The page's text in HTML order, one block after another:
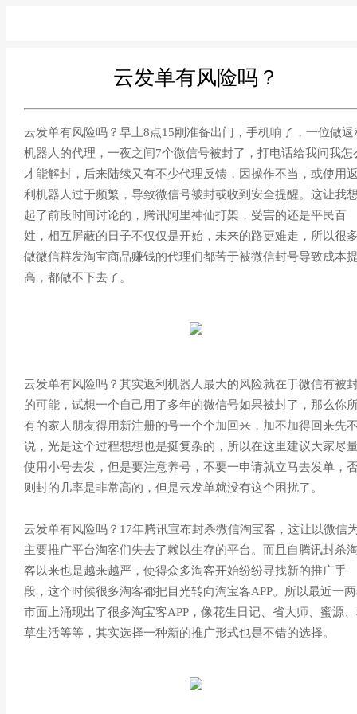
云发单有风险吗？
云发单有风险吗？早上8点15刚准备出门，手机响了，一位做返
机器人的代理，一夜之间7个微信号被封了，打电话给我问我怎
才能解封，后来陆续又有不少代理反馈，因操作不当，或使用
利机器人过于频繁，导致微信号被封或收到安全提醒。这让我
起了前段时间讨论的，腾讯阿里神仙打架，受害的还是平民百
姓，相互屏蔽的日子不仅仅是开始，未来的路更难走，所以很
做微信群发淘宝商品赚钱的代理们都苦于被微信封号导致成本
高，都做不下去了。
云发单有风险吗？其实返利机器人最大的风险就在于微信有被
的可能，试想一个自己用了多年的微信号如果被封了，那么你
有的家人朋友得用新注册的号一个个加回来，加不加得回来先
说，光是这个过程想想也是挺复杂的，所以在这里建议大家尽
使用小号去发，但是要注意养号，不要一申请就立马去发单，
则封的几率是非常高的，但是云发单就没有这个困扰了。
云发单有风险吗？17年腾讯宣布封杀微信淘宝客，这让以微信
主要推广平台淘客们失去了赖以生存的平台。而且自腾讯封杀
客以来也是越来越严，使得众多淘客开始纷纷寻找新的推广手
段，这个时候很多淘客都把目光转向淘宝客APP。所以最近一
市面上涌现出了很多淘宝客APP，像花生日记、省大师、蜜源
草生活等等，其实选择一种新的推广形式也是不错的选择。